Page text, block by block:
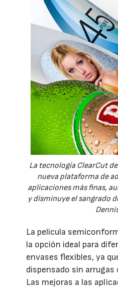
La tecnología ClearCut
nueva plataforma de
aplicaciones más finas,
y disminuye el sangrado
La película
la opción ideal para
envases flexibles, ya
dispensado sin
Las mejoras a las